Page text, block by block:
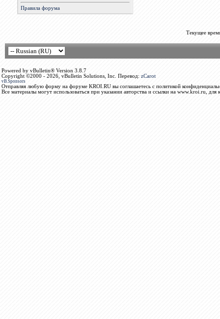
Правила форума
Текущее
Powered by vBulletin® Version 3.8.7
Copyright ©2000 - 2026, vBulletin Solutions, Inc. Перевод: zCarot
vB.Sponsors
Отправляя любую форму на форуме KROI.RU вы соглашаетесь с политикой
Все материалы могут использоваться при указании авторства и ссылки на www.kroi.ru, для